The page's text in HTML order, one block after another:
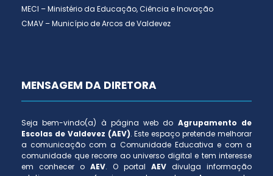
MECI – Ministério da Educação, Ciência e Inovação
CMAV – Município de Arcos de Valdevez
MENSAGEM DA DIRETORA
Seja bem-vindo(a) à página web do Agrupamento de
Escolas de Valdevez (AEV). Este espaço pretende melhorar
a comunicação com a Comunidade Educativa e com a
comunidade que recorre ao universo digital e tem interesse
em conhecer o AEV. O portal AEV divulga informação